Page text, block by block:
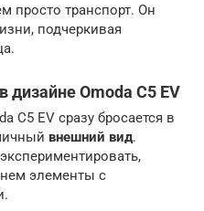
просто транспорт. Он
подчеркивая
Omoda C5 EV
C5 EV сразу бросается в
внешний вид.
элементы с